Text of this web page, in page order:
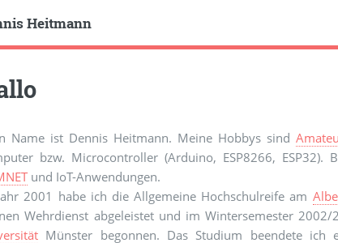
Heitmann
Name ist Dennis Heitmann. Meine Hobbys sind
bzw. Microcontroller (Arduino, ESP8266,
und IoT-Anwendungen.
2001 habe ich die Allgemeine Hochschulreife am
Wehrdienst abgeleistet und im Wintersemester
Münster begonnen. Das Studium beendete ich